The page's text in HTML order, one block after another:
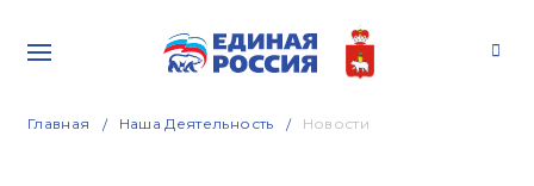
Главная Наша Деятельность Новости